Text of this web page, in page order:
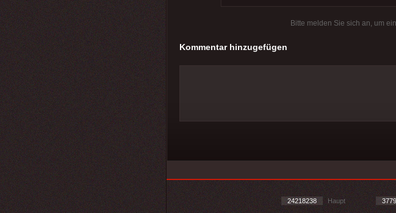
Bitte melden Sie sich an, um
Kommentar hinzugefügen
24218238 Haupt